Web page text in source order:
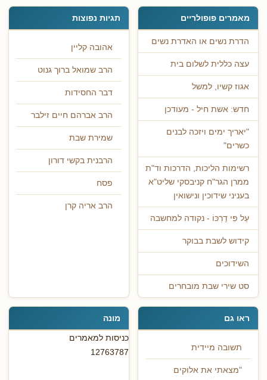
מאמרים פופולריים
הדרת נשים או האדרת נשים
עצה כללית לשלום בית
אגוז קשיו, למשל
חדש: אשת חיל - מעודכן
"יאריך ימים ויזכה לבנים
כשרים"
רשימות הליכות, הדרכות וד"ת
ממרן הגר"ח קניבסקי שליט"א
בעניני שידוכין ונישואין
עַל פִּי דַרְכּוֹ - נקודה למחשבה
קידוש לשבת בבוקר
השידוכים
סט שירי שבת מובחרים
תגיות נפוצות
אהובה קליין
הרב שמואל ברוך גנוט
דבר החסידות
הרב אברהם חיים זילבר
שמירת שבת
הרבנית בקשי דורון
פסח
הרב אריה קרן
ראו גם
תשובה מיידית
"מצאתי את אלוקים
מונה
כניסות למאמרים
12763787